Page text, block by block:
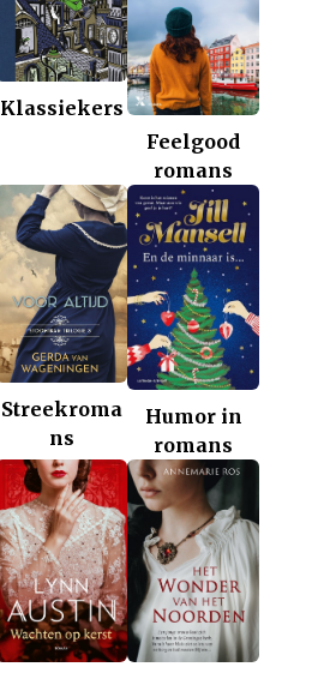
Klassiekers
Feelgood
romans
Streekroma
ns
Humor in
romans